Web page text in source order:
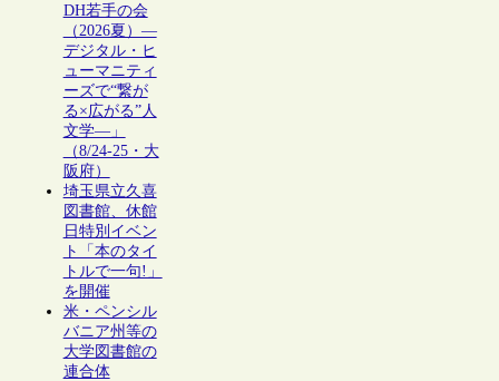
DH若手の会
（2026夏）―
デジタル・ヒ
ューマニティ
ーズで“繋が
る×広がる”人
文学―」
（8/24-25・大
阪府）
埼玉県立久喜
図書館、休館
日特別イベン
ト「本のタイ
トルで一句!」
を開催
米・ペンシル
バニア州等の
大学図書館の
連合体